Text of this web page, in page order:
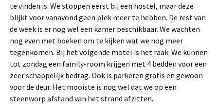
te vinden is. We stoppen eerst bij een hostel, maar deze
blijkt voor vanavond geen plek meer te hebben. De rest van
de week is er nog wel een kamer beschikbaar. We wachten
nog even met boeken om te kijken wat we nog meer
tegenkomen. Bij het volgende motel is het raak. We kunnen
tot zondag een family-room krijgen met 4 bedden voor een
zeer schappelijk bedrag. Ook is parkeren gratis en gewoon
voor de deur. Het mooiste is nog wel dat we op een
steenworp afstand van het strand afzitten.